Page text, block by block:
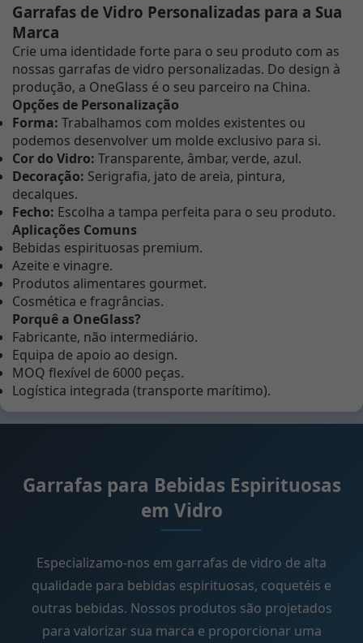
Garrafas de Vidro Personalizadas para a Sua
Marca
Crie uma identidade forte para o seu produto com as
nossas garrafas de vidro personalizadas. Do design à
produção, a OneGlass é o seu parceiro na China.
Opções de Personalização
Forma: Trabalhamos com moldes existentes ou
podemos desenvolver um molde exclusivo para si.
Cor do Vidro: Transparente, âmbar, verde, azul.
Decoração: Serigrafia, jato de areia, pintura,
decalques.
Fecho: Escolha a tampa perfeita para o seu produto.
Aplicações Comuns
Bebidas espirituosas premium.
Azeite e vinagre.
Produtos alimentares gourmet.
Cosmética e fragrâncias.
Porquê a OneGlass?
Fabricante, não intermediário.
Equipa de apoio ao design.
MOQ flexível de 6000 peças.
Logística integrada (transporte marítimo).
Garrafas para Bebidas Espirituosas
em Vidro
Especializamo-nos em garrafas de vidro de alta
qualidade para bebidas espirituosas, coquetéis e
outras bebidas. Nossos produtos são projetados
para valorizar sua marca e proporcionar uma